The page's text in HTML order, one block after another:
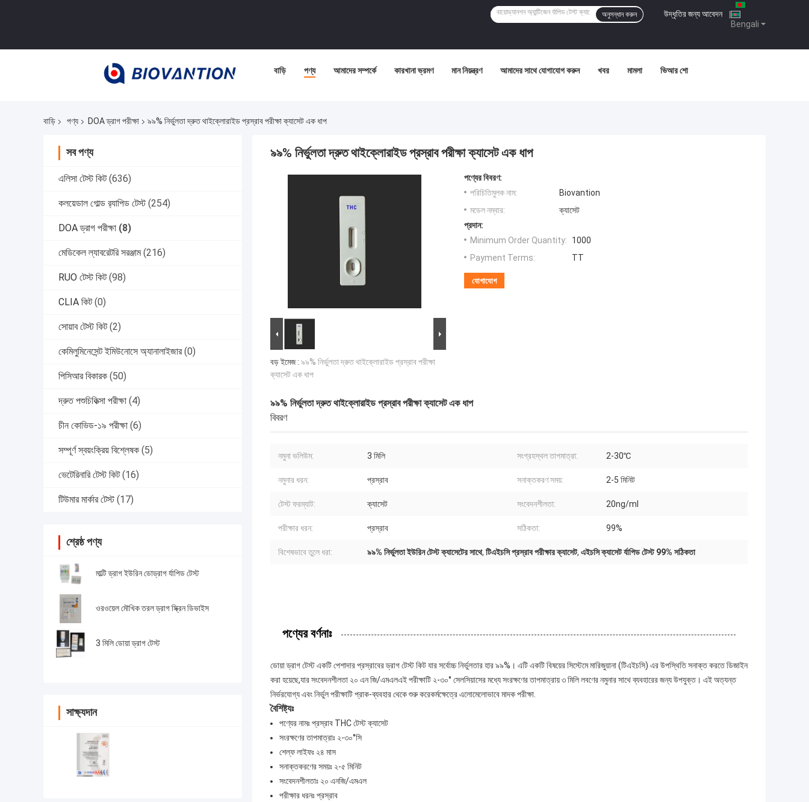
Bengali
উদ্ধৃতির জন্য আবেদন |
অনুসন্ধান করুন
বাড়ি পণ্য আমাদের সম্পর্কে কারখানা ভ্রমণ মান নিয়ন্ত্রণ আমাদের সাথে যোগাযোগ করুন খবর মামলা ভিআর শো
বাড়ি পণ্য DOA ড্রাগ পরীক্ষা ৯৯% নির্ভুলতা দ্রুত থাইক্লোরাইড প্রস্রাব পরীক্ষা ক্যাসেট এক ধাপ
সব পণ্য
এলিসা টেস্ট কিট (636)
কলয়েডাল গোল্ড র‍্যাপিড টেস্ট (254)
DOA ড্রাগ পরীক্ষা (8)
মেডিকেল ল্যাবরেটরি সরঞ্জাম (216)
RUO টেস্ট কিট (98)
CLIA কিট (0)
সোয়াব টেস্ট কিট (2)
কেমিলুমিনেসেন্ট ইমিউনোসে অ্যানালাইজার (0)
পিসিআর বিকারক (50)
দ্রুত পশুচিকিত্সা পরীক্ষা (4)
চীন কোভিড-১৯ পরীক্ষা (6)
সম্পূর্ণ স্বয়ংক্রিয় বিশ্লেষক (5)
ভেটেরিনারি টেস্ট কিট (16)
টিউমার মার্কার টেস্ট (17)
শ্রেষ্ঠ পণ্য
মাল্টি ড্রাগ ইউরিন ডোড্রাগ র্যাপিড টেস্ট
ওরওয়েল মৌখিক তরল ড্রাগ স্ক্রিন ডিভাইস
3 মিলি ডোয়া ড্রাগ টেস্ট
সাক্ষ্যদান
৯৯% নির্ভুলতা দ্রুত থাইক্লোরাইড প্রস্রাব পরীক্ষা ক্যাসেট এক ধাপ
বড় ইমেজ : ৯৯% নির্ভুলতা দ্রুত থাইক্লোরাইড প্রস্রাব পরীক্ষা
ক্যাসেট এক ধাপ
পণ্যের বিবরণ:
পরিচিতিমুলক নাম:
Biovantion
মডেল নম্বার:
ক্যাসেট
প্রদান:
Minimum Order Quantity:
1000
Payment Terms:
TT
যোগাযোগ
৯৯% নির্ভুলতা দ্রুত থাইক্লোরাইড প্রস্রাব পরীক্ষা ক্যাসেট এক ধাপ
বিবরণ
নমুনা ভলিউম: 3 মিলি সংগ্রহস্থল তাপমাত্রা: 2-30℃
নমুনার ধরন: প্রস্রাব সনাক্তকরণ সময়: 2-5 মিনিট
টেস্ট ফরম্যাট: ক্যাসেট সংবেদনশীলতা: 20ng/ml
পরীক্ষার ধরন: প্রস্রাব সঠিকতা: 99%
বিশেষভাবে তুলে ধরা: ৯৯% নির্ভুলতা ইউরিন টেস্ট ক্যাসেটের সাথে, টিএইচসি প্রস্রাব পরীক্ষার ক্যাসেট, এইচসি ক্যাসেট র্যাপিড টেস্ট 99% সঠিকতা
পণ্যের বর্ণনাঃ
ডোয়া ড্রাগ টেস্ট একটি পেশাদার প্রস্রাবের ড্রাগ টেস্ট কিট যার সর্বোচ্চ নির্ভুলতার হার ৯৯%। এটি একটি বিষয়ের সিস্টেমে মারিজুয়ানা (টিএইচসি) এর উপস্থিতি সনাক্ত করতে ডিজাইন
করা হয়েছে,যার সংবেদনশীলতা ২০ এন জি/এমএলএই পরীক্ষাটি ২-৩০° সেলসিয়াসের মধ্যে সংরক্ষণের তাপমাত্রায় ৩ মিলি লবণের নমুনার সাথে ব্যবহারের জন্য উপযুক্ত। এই অত্যন্ত
নির্ভরযোগ্য এবং নির্ভুল পরীক্ষাটি প্রাক-ব্যবহার থেকে শুরু করেকর্মক্ষেত্রে এলোমেলোভাবে মাদক পরীক্ষা.
বৈশিষ্ট্যঃ
পণ্যের নামঃ প্রস্রাব THC টেস্ট ক্যাসেট
সংরক্ষণের তাপমাত্রাঃ ২-৩০°সি
শেল্ফ লাইফঃ ২৪ মাস
সনাক্তকরণের সময়ঃ ২-৫ মিনিট
সংবেদনশীলতাঃ ২০ এনজি/এমএল
পরীক্ষার ধরনঃ প্রস্রাব